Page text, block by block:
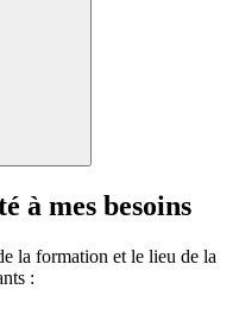
à mes besoins
la formation et le lieu de la
: